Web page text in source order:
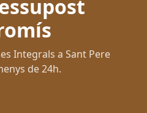
Integrals a Sant Pere
de 24h.